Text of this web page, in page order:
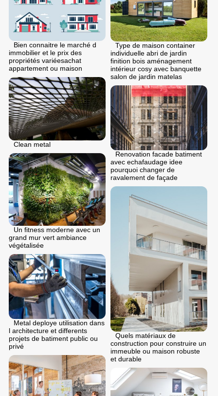
Bien connaitre le marché d
immobilier et le prix des
propriétés variéesachat
appartement ou maison
Type de maison container
individuelle abri de jardin
finition bois aménagement
intérieur cosy avec banquette
salon de jardin matelas
Clean metal
Renovation facade batiment
avec echafaudage idee
pourquoi changer de
ravalement de façade
Un fitness moderne avec un
grand mur vert ambiance
végétalisée
Quels matériaux de
construction pour construire un
immeuble ou maison robuste
et durable
Metal deploye utilisation dans
l architecture et differents
projets de batiment public ou
privé